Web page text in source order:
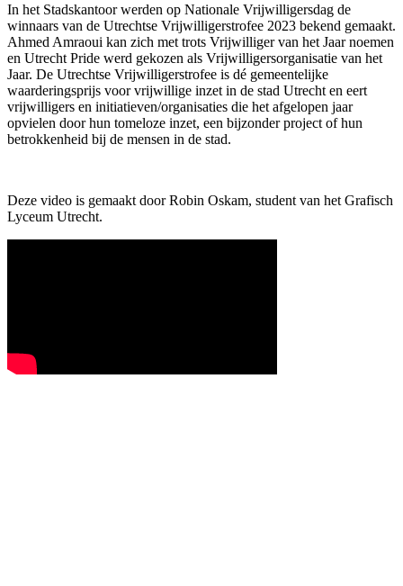
In het Stadskantoor werden op Nationale Vrijwilligersdag de
winnaars van de Utrechtse Vrijwilligerstrofee 2023 bekend gemaakt.
Ahmed Amraoui kan zich met trots Vrijwilliger van het Jaar noemen
en Utrecht Pride werd gekozen als Vrijwilligersorganisatie van het
Jaar. De Utrechtse Vrijwilligerstrofee is dé gemeentelijke
waarderingsprijs voor vrijwillige inzet in de stad Utrecht en eert
vrijwilligers en initiatieven/organisaties die het afgelopen jaar
opvielen door hun tomeloze inzet, een bijzonder project of hun
betrokkenheid bij de mensen in de stad.
Deze video is gemaakt door Robin Oskam, student van het Grafisch
Lyceum Utrecht.